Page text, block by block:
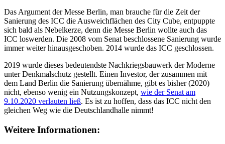
Das Argument der Messe Berlin, man brauche für die Zeit der
Sanierung des ICC die Ausweichflächen des City Cube, entpuppte
sich bald als Nebelkerze, denn die Messe Berlin wollte auch das
ICC loswerden. Die 2008 vom Senat beschlossene Sanierung wurde
immer weiter hinausgeschoben. 2014 wurde das ICC geschlossen.
2019 wurde dieses bedeutendste Nachkriegsbauwerk der Moderne
unter Denkmalschutz gestellt. Einen Investor, der zusammen mit
dem Land Berlin die Sanierung übernähme, gibt es bisher (2020)
nicht, ebenso wenig ein Nutzungskonzept, wie der Senat am
9.10.2020 verlauten ließ. Es ist zu hoffen, dass das ICC nicht den
gleichen Weg wie die Deutschlandhalle nimmt!
Weitere Informationen: